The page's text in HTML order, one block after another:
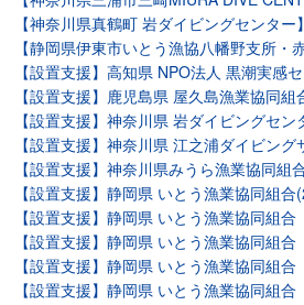
【神奈川県真鶴町 岩ダイビングセンター
【静岡県伊東市いとう漁協八幡野支所・
【設置支援】高知県 NPO法人 黒潮実感
【設置支援】鹿児島県 屋久島漁業協同組
【設置支援】神奈川県 岩ダイビングセン
【設置支援】神奈川県 江之浦ダイビング
【設置支援】神奈川県みうら漁業協同組
【設置支援】静岡県 いとう漁業協同組合
【設置支援】静岡県 いとう漁業協同組
【設置支援】静岡県 いとう漁業協同組
【設置支援】静岡県 いとう漁業協同組
【設置支援】静岡県 いとう漁業協同組